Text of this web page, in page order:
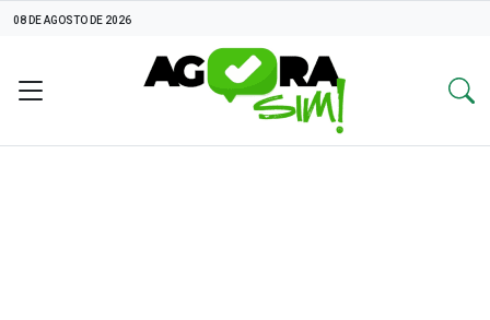
08 DE AGOSTO DE 2026